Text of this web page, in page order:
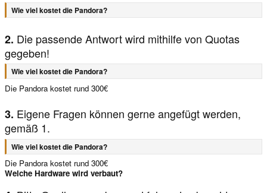
Wie viel kostet die Pandora?
2. Die passende Antwort wird mithilfe von Quotas
gegeben!
Wie viel kostet die Pandora?
Die Pandora kostet rund 300€
3. Eigene Fragen können gerne angefügt werden,
gemäß 1.
Wie viel kostet die Pandora?
Die Pandora kostet rund 300€
Welche Hardware wird verbaut?